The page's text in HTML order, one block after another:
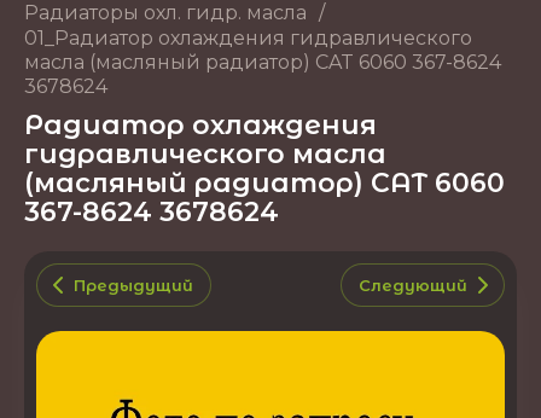
Радиаторы охл. гидр. масла /
01_Радиатор охлаждения гидравлического
масла (масляный радиатор) CAT 6060 367-8624
3678624
Радиатор охлаждения
гидравлического масла
(масляный радиатор) CAT 6060
367-8624 3678624
Предыдущий Следующий